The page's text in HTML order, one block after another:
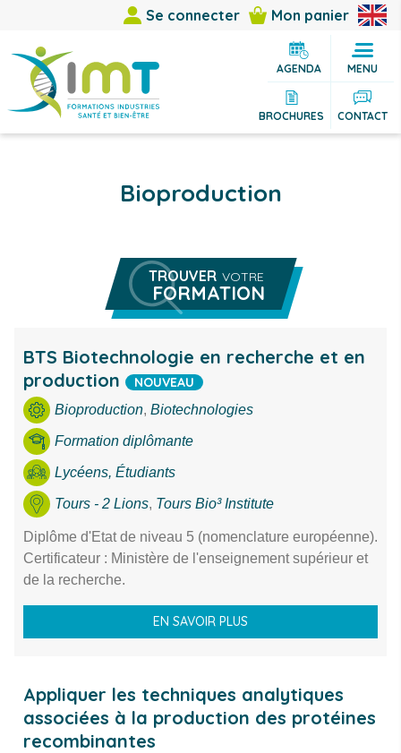
Se connecter Mon panier
MENU
AGENDA
BROCHURES CONTACT
Bioproduction
TROUVER VOTRE
FORMATION
Rechercher une formation
Vous cherchez
Thème
Ville
BTS Biotechnologie en recherche et en
production
NOUVEAU
Bioproduction, Biotechnologies
Formation diplômante
Lycéens, Étudiants
Tours - 2 Lions, Tours Bio³ Institute
Diplôme d'Etat de niveau 5 (nomenclature européenne).
Certificateur : Ministère de l'enseignement supérieur et
de la recherche.
EN SAVOIR PLUS
Appliquer les techniques analytiques
associées à la production des protéines
recombinantes